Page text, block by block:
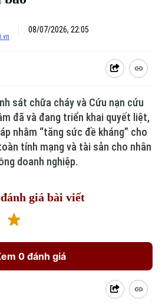
08/07/2026, 22:05
sát chữa cháy và Cứu nạn cứu
đã và đang triển khai quyết liệt,
nhằm “tăng sức đề kháng” cho
tính mạng và tài sản cho nhân
doanh nghiệp.
giá bài viết
0 đánh giá